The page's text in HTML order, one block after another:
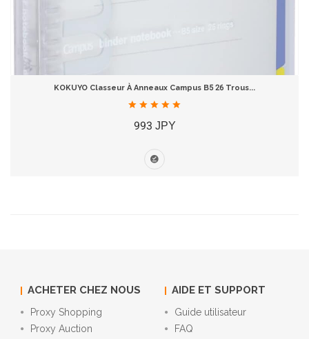
KOKUYO Classeur À Anneaux Campus B5 26 Trous...
993 JPY
ACHETER CHEZ NOUS
Proxy Shopping
Proxy Auction
AIDE ET SUPPORT
Guide utilisateur
FAQ